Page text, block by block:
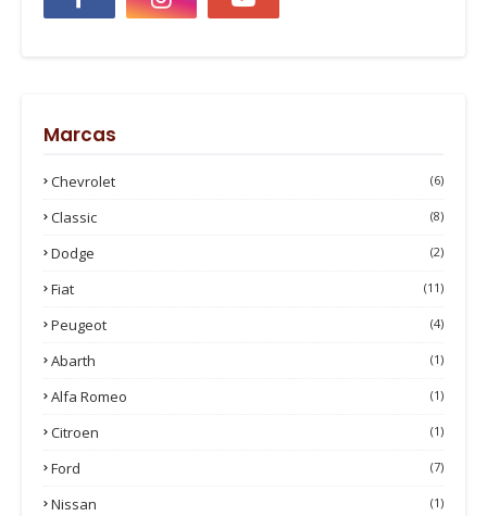
Marcas
Chevrolet (6)
Classic (8)
Dodge (2)
Fiat (11)
Peugeot (4)
Abarth (1)
Alfa Romeo (1)
Citroen (1)
Ford (7)
Nissan (1)